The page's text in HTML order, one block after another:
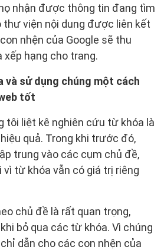
nhận được thông tin đang tìm
viện nội dung được liên kết
nhện của Google sẽ thu
xếp hạng cho trang.
và sử dụng chúng một cách
tốt
tôi liệt kê nghiên cứu từ khóa là
quả. Trong khi trước đó,
trung vào các cụm chủ đề,
từ khóa vẫn có giá trị riêng
chủ đề là rất quan trọng,
bỏ qua các từ khóa. Vì chúng
dẫn cho các con nhện của